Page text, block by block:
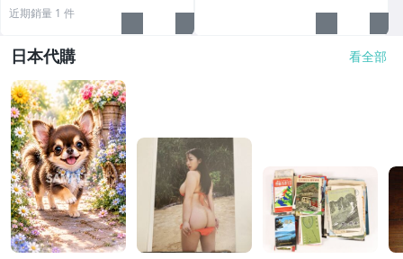
近期銷量 1 件
日本代購 看全部